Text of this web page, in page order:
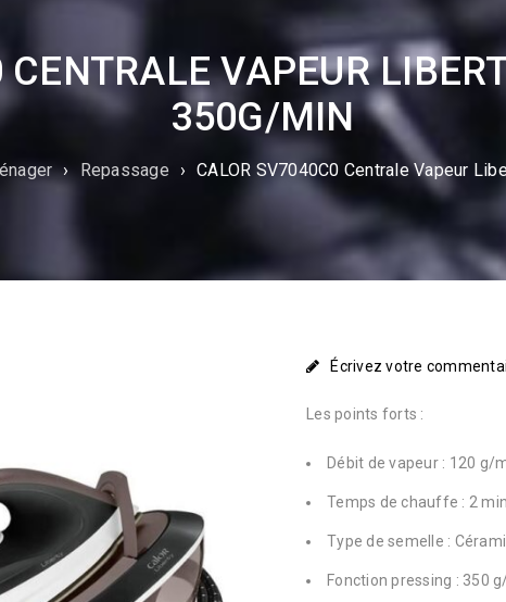
VAPEUR
350G/MIN
› Repassage › CALOR SV7040C0 Centrale Vapeur
Écrivez votre
Les points forts :
Débit de vapeur : 120 g/
Temps de chauffe : 2 min
Type de semelle :
Fonction pressing : 350